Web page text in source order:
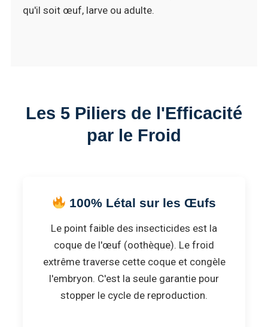
qu'il soit œuf, larve ou adulte.
Les 5 Piliers de l'Efficacité
par le Froid
100% Létal sur les Œufs
Le point faible des insecticides est la
coque de l'œuf (oothèque). Le froid
extrême traverse cette coque et congèle
l'embryon. C'est la seule garantie pour
stopper le cycle de reproduction.